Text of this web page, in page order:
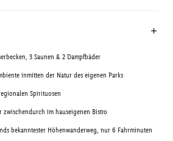
3 Saunen & 2 Dampfbäder
inmitten der Natur des eigenen Parks
Spirituosen
zwischendurch im hauseigenen Bistro
bekanntester Höhenwanderweg, nur 6 Fahrminuten